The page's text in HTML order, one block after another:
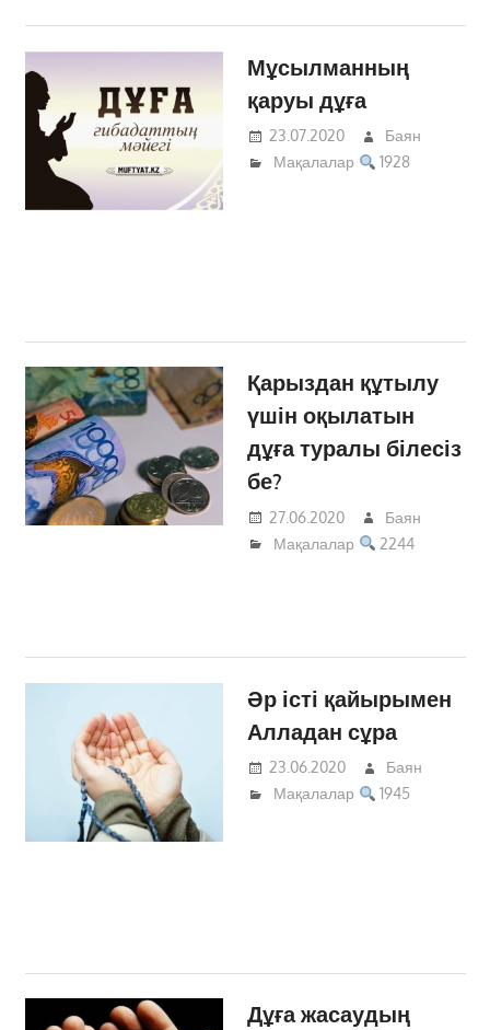
Мұсылманның
қаруы дұға
23.07.2020
Баян
Мақалалар
1928
Қарыздан құтылу
үшін оқылатын
дұға туралы білесіз
бе?
27.06.2020
Баян
Мақалалар
2244
Әр істі қайырымен
Алладан сұра
23.06.2020
Баян
Мақалалар
1945
Дұға жасаудың